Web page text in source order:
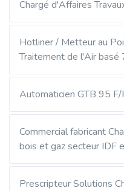
Chargé d'Affaires
Hotliner / Metteur au
Traitement de l'Air basé
Automaticien GTB 95 F/
Commercial fabricant
bois et gaz secteur IDF
Prescripteur Solutions